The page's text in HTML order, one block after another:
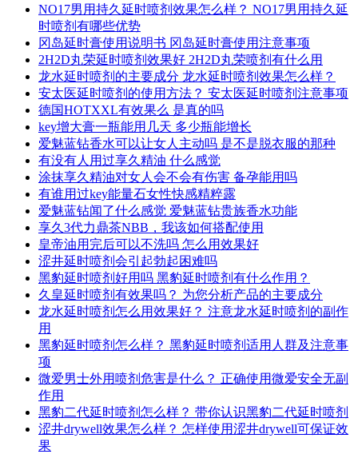
NO17男用持久延时喷剂效果怎么样？ NO17男用持久延
时喷剂有哪些优势
冈岛延时膏使用说明书 冈岛延时膏使用注意事项
2H2D丸荣延时喷剂效果好 2H2D丸荣喷剂有什么用
龙水延时喷剂的主要成分 龙水延时喷剂效果怎么样？
安太医延时喷剂的使用方法？ 安太医延时喷剂注意事项
德国HOTXXL有效果么 是真的吗
key增大膏一瓶能用几天 多少瓶能增长
爱魅蓝钻香水可以让女人主动吗 是不是脱衣服的那种
有没有人用过享久精油 什么感觉
涂抹享久精油对女人会不会有伤害 备孕能用吗
有谁用过key能量石女性快感精粹露
爱魅蓝钻闻了什么感觉 爱魅蓝钻贵族香水功能
享久3代力鼎茶NBB，我该如何搭配使用
皇帝油用完后可以不洗吗 怎么用效果好
涩井延时喷剂会引起勃起困难吗
黑豹延时喷剂好用吗 黑豹延时喷剂有什么作用？
久皇延时喷剂有效果吗？ 为您分析产品的主要成分
龙水延时喷剂怎么用效果好？ 注意龙水延时喷剂的副作
用
黑豹延时喷剂怎么样？ 黑豹延时喷剂适用人群及注意事
项
微爱男士外用喷剂危害是什么？ 正确使用微爱安全无副
作用
黑豹二代延时喷剂怎么样？ 带你认识黑豹二代延时喷剂
涩井drywell效果怎么样？ 怎样使用涩井drywell可保证效
果